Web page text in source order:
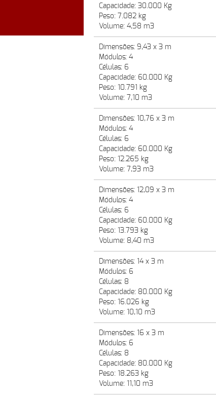
Capacidade: 30.000 Kg
Peso: 7.082 kg
Volume: 4,58 m3
Dimensões: 9,43 x 3 m
Módulos: 4
Células: 6
Capacidade: 60.000 Kg
Peso: 10.791 kg
Volume: 7,10 m3
Dimensões: 10,76 x 3 m
Módulos: 4
Células: 6
Capacidade: 60.000 Kg
Peso: 12.265 kg
Volume: 7,93 m3
Dimensões: 12,09 x 3 m
Módulos: 4
Células: 6
Capacidade: 60.000 Kg
Peso: 13.793 kg
Volume: 8,40 m3
Dimensões: 14 x 3 m
Módulos: 6
Células: 8
Capacidade: 80.000 Kg
Peso: 16.026 kg
Volume: 10,10 m3
Dimensões: 16 x 3 m
Módulos: 6
Células: 8
Capacidade: 80.000 Kg
Peso: 18.263 kg
Volume: 11,10 m3